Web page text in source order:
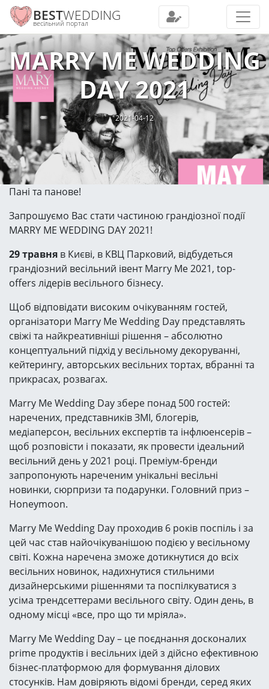
BESTWEDDING
весільний портал
MARRY ME WEDDING
DAY 2021
2021-04-12
Пані та панове!
Запрошуємо Вас стати частиною грандіозної події
MARRY ME WEDDING DAY 2021!
29 травня в Києві, в КВЦ Парковий, відбудеться
грандіозний весільний івент Marry Me 2021, top-
offers лідерів весільного бізнесу.
Щоб відповідати високим очікуванням гостей,
організатори Marry Me Wedding Day представлять
свіжі та найкреативніші рішення – абсолютно
концептуальний підхід у весільному декоруванні,
кейтерингу, авторських весільних тортах, вбранні та
прикрасах, розвагах.
Marry Me Wedding Day збере понад 500 гостей:
наречених, представників ЗМІ, блогерів,
медіаперсон, весільних експертів та інфлюенсерів –
щоб розповісти і показати, як провести ідеальний
весільний день у 2021 році. Преміум-бренди
запропонують нареченим унікальні весільні
новинки, сюрпризи та подарунки. Головний приз –
Honeymoon.
Marry Me Wedding Day проходив 6 років поспіль і за
цей час став найочікуванішою подією у весільному
світі. Кожна наречена зможе дотикнутися до всіх
весільних новинок, надихнутися стильними
дизайнерськими рішеннями та поспілкуватися з
усіма трендсеттерами весільного світу. Один день, в
одному місці «все, про що ти мріяла».
Marry Me Wedding Day – це поєднання досконалих
prime продуктів і весільних ідей з дійсно ефективною
бізнес-платформою для формування ділових
стосунків. Нам довіряють відомі бренди, серед яких